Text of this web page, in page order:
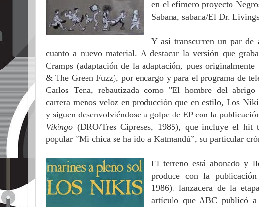
en el efímero proyecto
Sabana, sabana/El Dr.
Y así transcurren un par de
cuanto a nuevo material. A destacar la versión que
Cramps (adaptación de la adaptación, pues
& The Green Fuzz), por encargo y para el programa de
Carlos Tena, rebautizada como "El hombre del
carrera menos veloz en producción que en estilo, Los
y siguen desenvolviéndose a golpe de EP con la
Vikingo (DRO/Tres Cipreses, 1985), que incluye el
popular “Mi chica se ha ido a Katmandú”, su particular
El terreno está abonado y
produce con la
1986), lanzadera de la
artículo que ABC publicó